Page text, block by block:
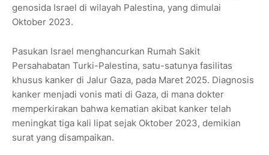
genosida Israel di wilayah Palestina, yang dimulai
Oktober 2023.
Pasukan Israel menghancurkan Rumah Sakit
Persahabatan Turki-Palestina, satu-satunya fasilitas
khusus kanker di Jalur Gaza, pada Maret 2025. Diagnosis
kanker menjadi vonis mati di Gaza, di mana dokter
memperkirakan bahwa kematian akibat kanker telah
meningkat tiga kali lipat sejak Oktober 2023, demikian
surat yang disampaikan.